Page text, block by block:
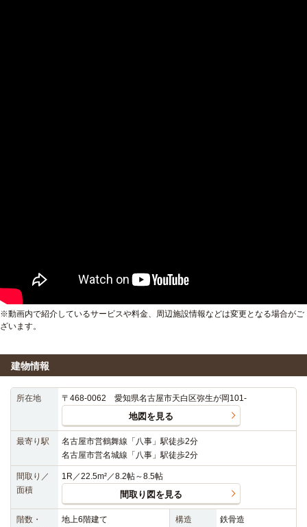
※動画内で紹介しているサービスや料金、周辺施設情報などは変更となる場合がご
ざいます。
建物情報
所在地 〒468-0062 愛知県名古屋市天白区弥生が岡101-
地図を見る
最寄り駅
名古屋市営鶴舞線「八事」駅徒歩2分
名古屋市営名城線「八事」駅徒歩2分
間取り／
面積
1R／22.5m²／8.2帖～8.5帖
間取り図を見る
階数・
地上6階建て
構造 鉄骨造